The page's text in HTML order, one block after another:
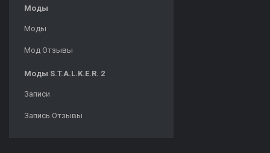
Моды
Моды
Мод Отзывы
Моды S.T.A.L.K.E.R. 2
Записи
Запись Отзывы